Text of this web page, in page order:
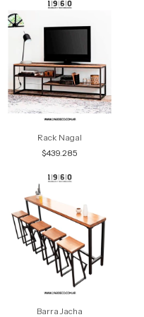
Rack Nagal
$439.285
Barra Jacha